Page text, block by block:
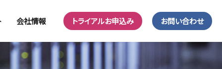
会社情報 トライアルお申込み お問い合わせ